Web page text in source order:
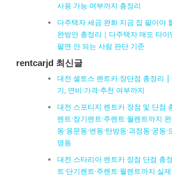
사용 가능 여부까지 총정리
다주택자 세금 완화 지금 집 팔아야
완방안 총정리｜다주택자 매도 타이
팔면 안 되는 사람 판단 기준
rentcarjd 최신글
대전 셀토스 렌트카 장단점 총정리 |
기, 연비·가격·추천 여부까지
대전 스포티지 렌트카 장점 및 단점
렌트·장기렌트·주렌트·월렌트까지
동·용문동·변동·탄방동·괴정동·궁동
명동
대전 스타리아 렌트카 장점 단점 총
트·단기렌트·주렌트·월렌트까지 실